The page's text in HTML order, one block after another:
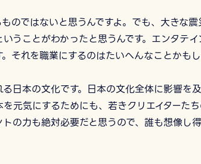
のではないと思うんですよ。でも、大きな
うことがわかったと思うんです。エンタテ
それを職業にするのはたいへんなことかも
日本の文化です。日本の文化全体に影響を
元気にするためにも、若きクリエイターたち
の力も絶対必要だと思うので、誰も想像し